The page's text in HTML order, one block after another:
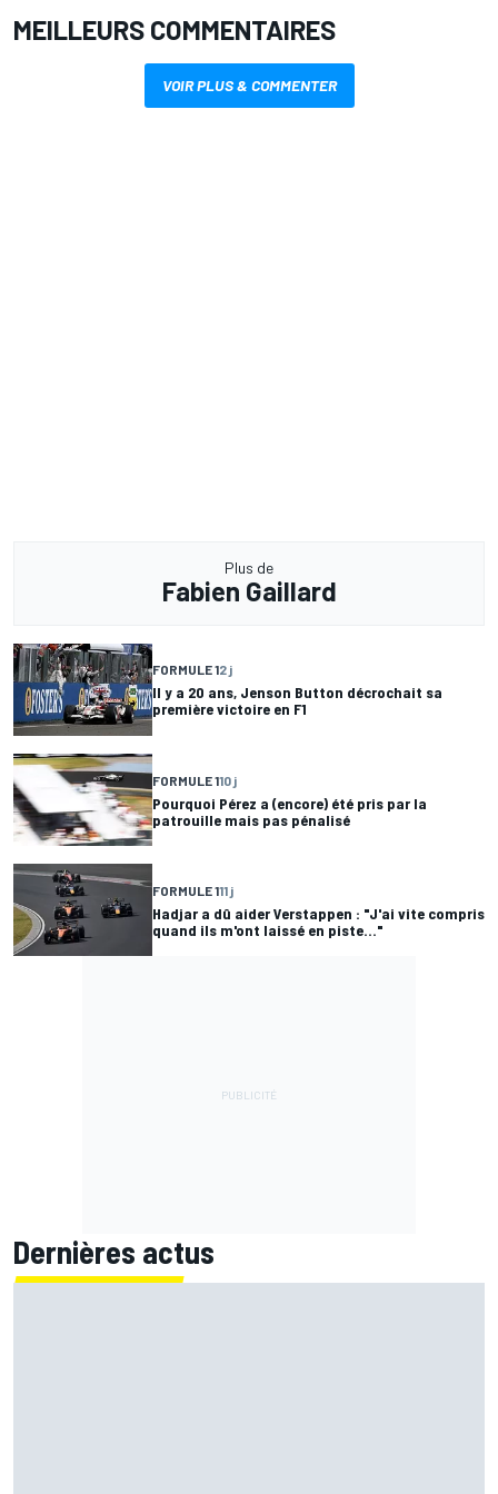
MEILLEURS COMMENTAIRES
VOIR PLUS & COMMENTER
Plus de
Fabien Gaillard
FORMULE 12 j
Il y a 20 ans, Jenson Button décrochait sa
première victoire en F1
FORMULE 110 j
Pourquoi Pérez a (encore) été pris par la
patrouille mais pas pénalisé
FORMULE 111 j
Hadjar a dû aider Verstappen : "J'ai vite compris
quand ils m'ont laissé en piste..."
Dernières actus